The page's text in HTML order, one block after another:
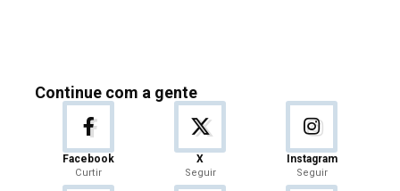
Continue com a gente
Facebook
Curtir
X
Seguir
Instagram
Seguir